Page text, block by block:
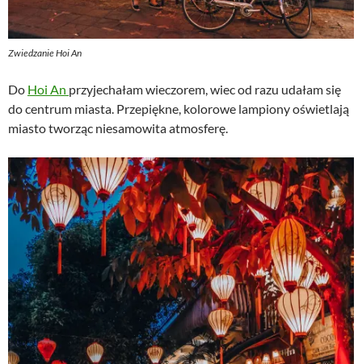
Zwiedzanie Hoi An
Do Hoi An przyjechałam wieczorem, wiec od razu udałam się
do centrum miasta. Przepiękne, kolorowe lampiony oświetlają
miasto tworząc niesamowita atmosferę.